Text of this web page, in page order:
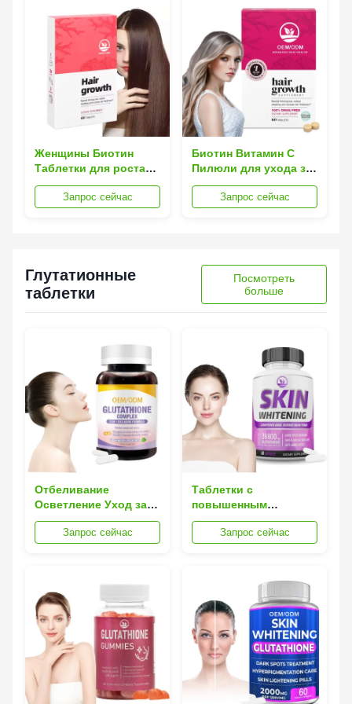
ломкости
Женщины Биотин
Таблетки для роста
волос Добавка для
силы Более толстые
Запрос сейчас
Биотин Витамин С
Пилюли для ухода за
волосами Таблетки
для роста волос для
Запрос сейчас
Глутатионные
таблетки
Посмотреть
больше
Отбеливание
Осветление Уход за
кожей Глутатион
Таблетки OEM
Запрос сейчас
Таблетки с
повышенным
содержанием
витамина C и E с
Запрос сейчас